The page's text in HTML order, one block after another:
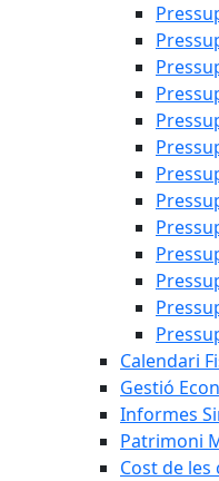
Calendari
Gestió
Informes
Patrimoni
Cost de